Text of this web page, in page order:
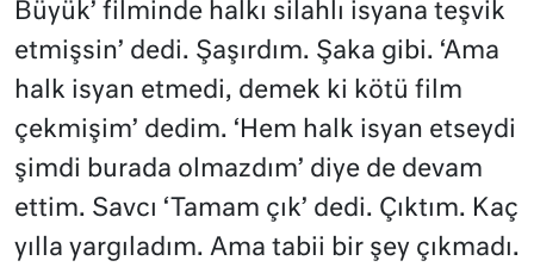
Büyük’ filminde halkı silahlı isyana teşvik
etmişsin’ dedi. Şaşırdım. Şaka gibi. ‘Ama
halk isyan etmedi, demek ki kötü film
çekmişim’ dedim. ‘Hem halk isyan etseydi
şimdi burada olmazdım’ diye de devam
ettim. Savcı ‘Tamam çık’ dedi. Çıktım. Kaç
yılla yargıladım. Ama tabii bir şey çıkmadı.